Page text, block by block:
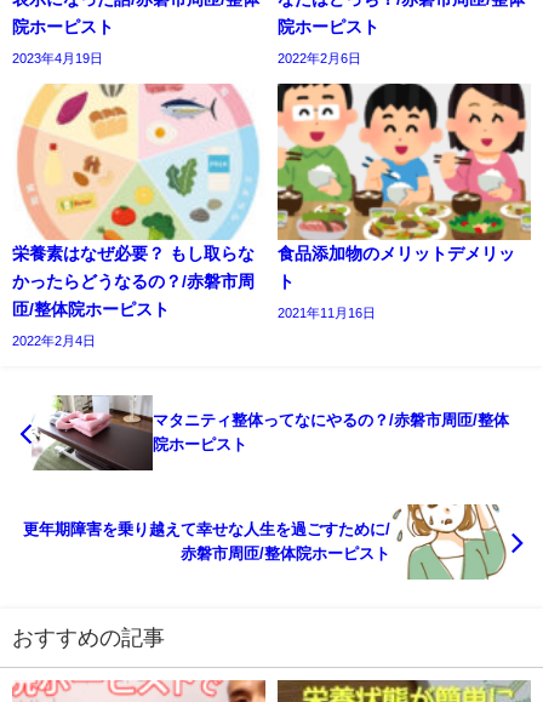
院ホーピスト
2023年4月19日
院ホーピスト
2022年2月6日
栄養素はなぜ必要？ もし取らな
かったらどうなるの？/赤磐市周
匝/整体院ホーピスト
2022年2月4日
食品添加物のメリットデメリッ
ト
2021年11月16日
マタニティ整体ってなにやるの？/赤磐市周匝/整体
院ホーピスト
更年期障害を乗り越えて幸せな人生を過ごすために/
赤磐市周匝/整体院ホーピスト
おすすめの記事